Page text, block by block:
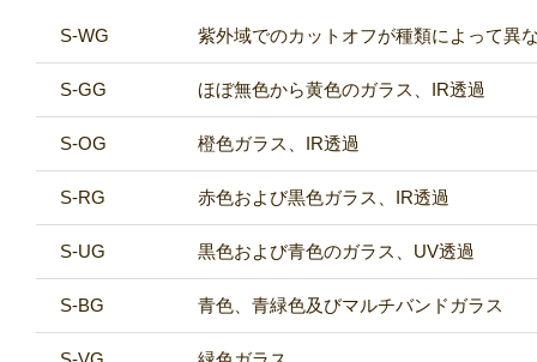
S-WG 紫外域でのカットオフが種類によって異
S-GG ほぼ無色から黄色のガラス、IR透過
S-OG 橙色ガラス、IR透過
S-RG 赤色および黒色ガラス、IR透過
S-UG 黒色および青色のガラス、UV透過
S-BG 青色、青緑色及びマルチバンドガラス